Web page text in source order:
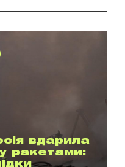
вдарила
ракетами: